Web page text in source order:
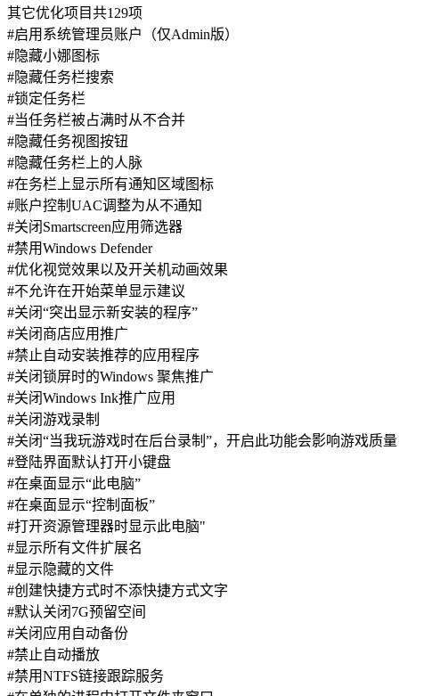
其它优化项目共129项
#启用系统管理员账户（仅Admin版）
#隐藏小娜图标
#隐藏任务栏搜索
#锁定任务栏
#当任务栏被占满时从不合并
#隐藏任务视图按钮
#隐藏任务栏上的人脉
#在务栏上显示所有通知区域图标
#账户控制UAC调整为从不通知
#关闭Smartscreen应用筛选器
#禁用Windows Defender
#优化视觉效果以及开关机动画效果
#不允许在开始菜单显示建议
#关闭“突出显示新安装的程序”
#关闭商店应用推广
#禁止自动安装推荐的应用程序
#关闭锁屏时的Windows 聚焦推广
#关闭Windows Ink推广应用
#关闭游戏录制
#关闭“当我玩游戏时在后台录制”，开启此功能会影响游戏质量
#登陆界面默认打开小键盘
#在桌面显示“此电脑”
#在桌面显示“控制面板”
#打开资源管理器时显示此电脑"
#显示所有文件扩展名
#显示隐藏的文件
#创建快捷方式时不添快捷方式文字
#默认关闭7G预留空间
#关闭应用自动备份
#禁止自动播放
#禁用NTFS链接跟踪服务